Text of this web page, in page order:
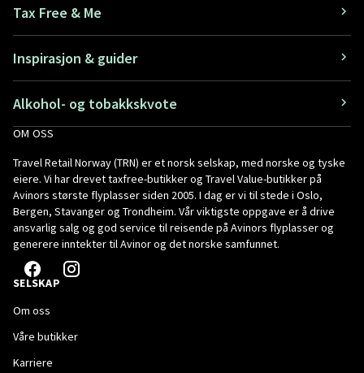
Tax Free & Me
Inspirasjon & guider
Alkohol- og tobakkskvote
OM OSS
Travel Retail Norway (TRN) er et norsk selskap, med norske og tyske
eiere. Vi har drevet taxfree-butikker og Travel Value-butikker på
Avinors største flyplasser siden 2005. I dag er vi til stede i Oslo,
Bergen, Stavanger og Trondheim. Vår viktigste oppgave er å drive
ansvarlig salg og god service til reisende på Avinors flyplasser og
generere inntekter til Avinor og det norske samfunnet.
SELSKAP
Om oss
Våre butikker
Karriere